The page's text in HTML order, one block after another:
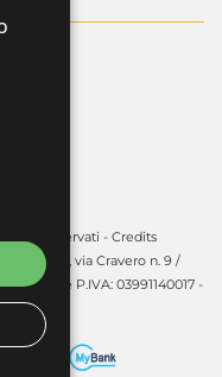
i diritti riservati - Credits
- 10088, via Cravero n. 9 /
C.F. e P.IVA: 03991140017 -